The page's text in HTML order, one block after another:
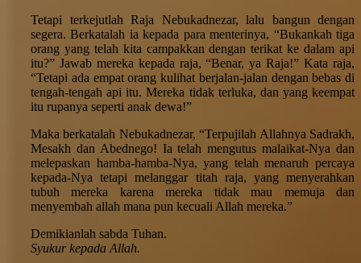
Tetapi terkejutlah Raja Nebukadnezar, lalu bangun dengan
segera. Berkatalah ia kepada para menterinya, “Bukankah tiga
orang yang telah kita campakkan dengan terikat ke dalam api
itu?” Jawab mereka kepada raja, “Benar, ya Raja!” Kata raja,
“Tetapi ada empat orang kulihat berjalan-jalan dengan bebas di
tengah-tengah api itu. Mereka tidak terluka, dan yang keempat
itu rupanya seperti anak dewa!”
Maka berkatalah Nebukadnezar, “Terpujilah Allahnya Sadrakh,
Mesakh dan Abednego! Ia telah mengutus malaikat-Nya dan
melepaskan hamba-hamba-Nya, yang telah menaruh percaya
kepada-Nya tetapi melanggar titah raja, yang menyerahkan
tubuh mereka karena mereka tidak mau memuja dan
menyembah allah mana pun kecuali Allah mereka.”
Demikianlah sabda Tuhan.
Syukur kepada Allah.